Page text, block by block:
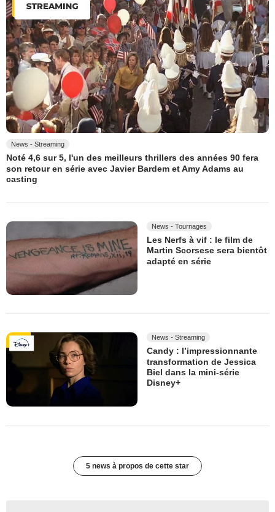
News - Streaming
Noté 4,6 sur 5, l'un des meilleurs thrillers des années 90 fera
son retour en série avec Javier Bardem et Amy Adams au
casting
News - Tournages
Les Nerfs à vif : le film de
Martin Scorsese sera bientôt
adapté en série
News - Streaming
Candy : l’impressionnante
transformation de Jessica
Biel dans la mini-série
Disney+
5 news à propos de cette star